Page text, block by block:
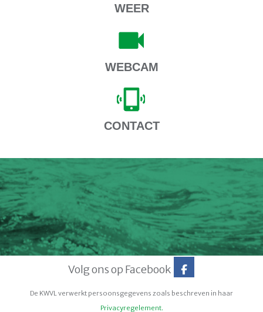
WEER
WEBCAM
CONTACT
Volg ons op Facebook
De KWVL verwerkt persoonsgegevens zoals beschreven in haar
Privacyregelement.